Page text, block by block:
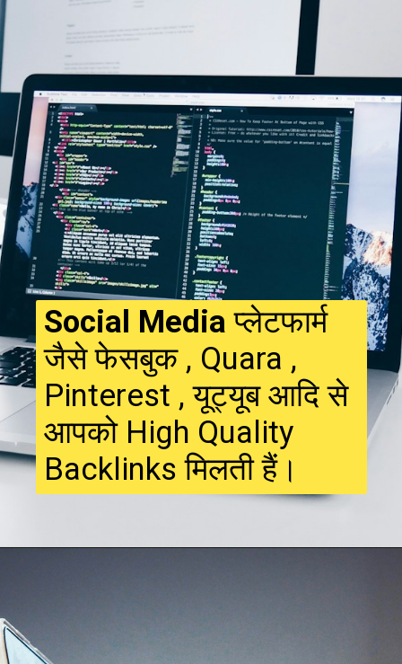
Social Media प्लेटफार्म
जैसे फेसबुक , Quara ,
Pinterest , यूट्यूब आदि से
आपको High Quality
Backlinks मिलती हैं।